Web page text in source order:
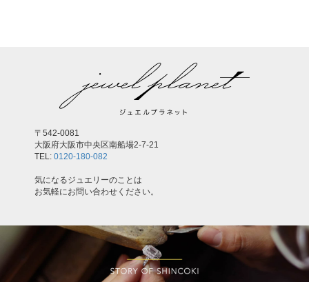
〒542-0081
大阪府大阪市中央区南船場2-7-21
TEL: 0120-180-082
気になるジュエリーのことは
お気軽にお問い合わせください。